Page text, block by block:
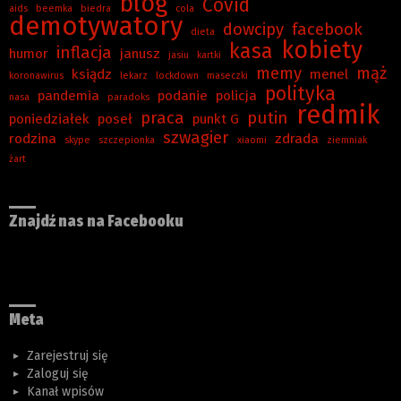
aids beemka biedra cola Covid
demotywatory dieta dowcipy facebook
humor inflacja janusz jasiu kartki kasa kobiety
koronawirus ksiądz lekarz lockdown maseczki memy menel mąż
nasa pandemia paradoks podanie policja polityka
poniedziałek poseł praca punkt G putin redmik
rodzina skype szczepionka szwagier xiaomi zdrada
ziemniak
żart
Znajdź nas na Facebooku
Meta
Zarejestruj się
Zaloguj się
Kanał wpisów